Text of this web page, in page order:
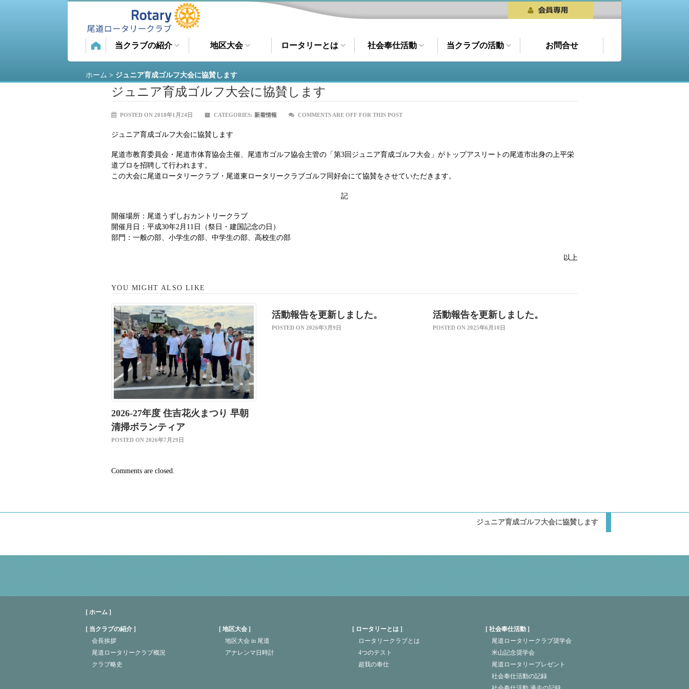
当クラブの紹介 地区大会 ロータリーとは 社会奉仕活動 当クラブの活動 お問合せ
ホーム > ジュニア育成ゴルフ大会に協賛します
ジュニア育成ゴルフ大会に協賛します
POSTED ON 2018年1月24日 CATEGORIES: 新着情報 COMMENTS ARE OFF FOR THIS POST
ジュニア育成ゴルフ大会に協賛します
尾道市教育委員会・尾道市体育協会主催、尾道市ゴルフ協会主管の「第3回ジュニア育成ゴルフ大会」がトップアスリートの尾道市出身の上平栄
道プロを招聘して行われます。
この大会に尾道ロータリークラブ・尾道東ロータリークラブゴルフ同好会にて協賛をさせていただきます。
記
開催場所：尾道うずしおカントリークラブ
開催月日：平成30年2月11日（祭日・建国記念の日）
部門：一般の部、小学生の部、中学生の部、高校生の部
以上
YOU MIGHT ALSO LIKE
2026-27年度 住吉花火まつり 早朝
清掃ボランティア
POSTED ON 2026年7月29日
活動報告を更新しました。
POSTED ON 2026年3月9日
活動報告を更新しました。
POSTED ON 2025年6月10日
Comments are closed.
ジュニア育成ゴルフ大会に協賛します
[ ホーム ]
当クラブの紹介
会長挨拶
尾道ロータリークラブ概況
クラブ略史
地区大会
地区大会 in 尾道
アナレンマ日時計
ロータリーとは
ロータリークラブとは
4つのテスト
超我の奉仕
社会奉仕活動
尾道ロータリークラブ奨学会
米山記念奨学会
尾道ロータリープレゼント
社会奉仕活動の記録